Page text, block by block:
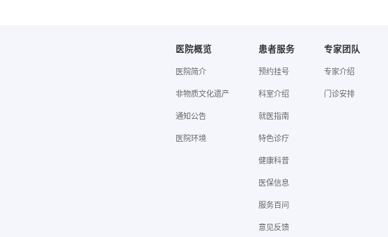
医院概览
医院简介
非物质文化遗产
通知公告
医院环境
患者服务
预约挂号
科室介绍
就医指南
特色诊疗
健康科普
医保信息
服务百问
意见反馈
专家团队
专家介绍
门诊安排